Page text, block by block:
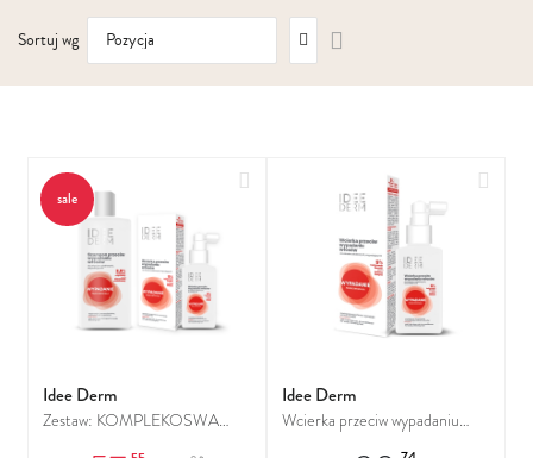
Włosy pozbawione objętości
Włosy kręcone
Łupież
Sortuj wg
kierunek
sale
Idee Derm
Zestaw: KOMPLEKOSWA
Dodaj do ulubionych
Idee Derm
Wcierka przeciw wypadaniu